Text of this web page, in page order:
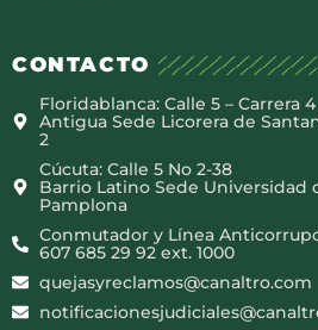
CONTACTO
Floridablanca: Calle 5 – Carrera 4
Antigua Sede Licorera de
2
Cúcuta: Calle 5 No 2-38
Barrio Latino Sede Universidad
Pamplona
Conmutador y Línea
607 685 29 92 ext. 1000
quejasyreclamos@canaltro.com